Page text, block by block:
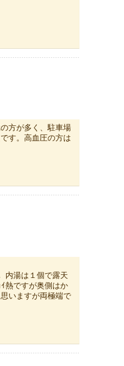
方が多く、駐車場
す。高血圧の方は
内湯は１個で露天
熱ですが奥側はか
いますが両極端で